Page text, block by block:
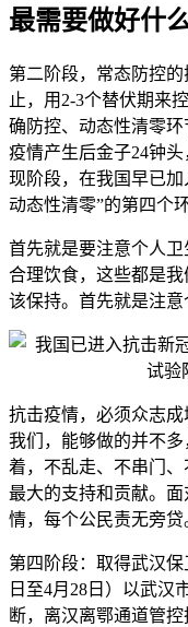
最需要做好什
第二阶段，常态防控
止，用2-3个替伏期来
确防控、动态性清零
疫情产生后金子24钟
现阶段，在我国早已加
动态性清零”的第四个环
首先就是要注意个人
合理饮食，这些都是
该保持。首先就是注意
抗击疫情，必须众志
我们，能够做的并不
着，不乱走、不串门
最大的支持和贡献。
情，每个公民责无旁贷
第四阶段：取得武汉
日至4月28日）以武汉
断，离汉离鄂通道管